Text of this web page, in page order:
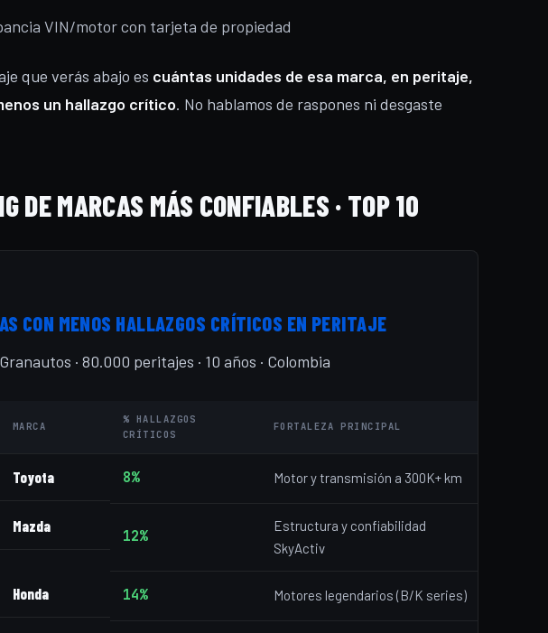
VIN/motor con tarjeta de propiedad
que verás abajo es cuántas unidades de esa marca, en peritaje,
un hallazgo crítico. No hablamos de raspones ni desgaste
DE MARCAS MÁS CONFIABLES · TOP 10
CON MENOS HALLAZGOS CRÍTICOS EN PERITAJE
· 80.000 peritajes · 10 años · Colombia
MARCA
% HALLAZGOS
CRÍTICOS
FORTALEZA PRINCIPAL
Toyota 8% Motor y transmisión a 300K+ km
Mazda
12%
Estructura y confiabilidad
SkyActiv
Honda 14% Motores legendarios (B/K series)